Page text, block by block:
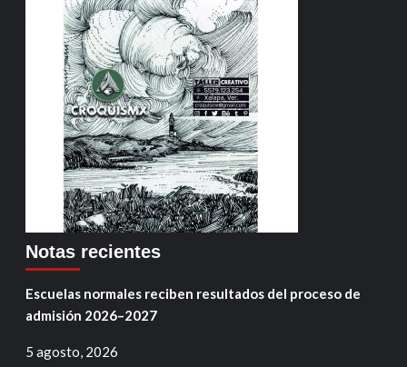
Notas recientes
Escuelas normales reciben resultados del proceso de
admisión 2026–2027
5 agosto, 2026